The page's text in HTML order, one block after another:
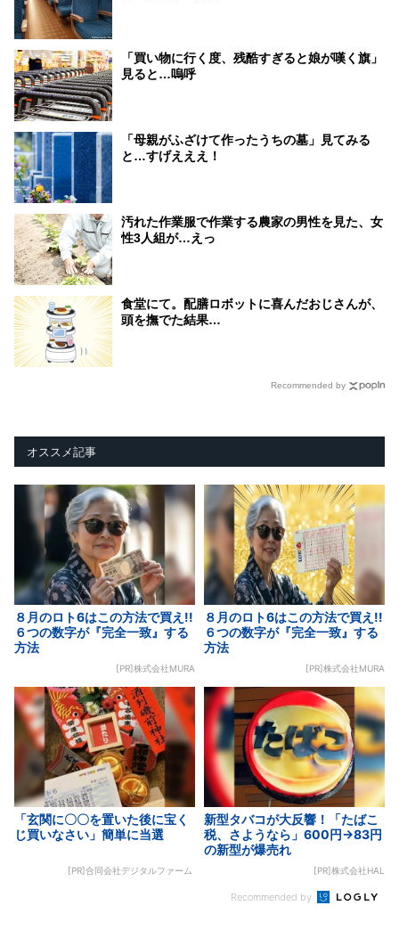
「買い物に行く度、残酷すぎると娘が嘆く旗」
見ると…嗚呼
「母親がふざけて作ったうちの墓」見てみる
と…すげえええ！
汚れた作業服で作業する農家の男性を見た、女
性3人組が…えっ
食堂にて。配膳ロボットに喜んだおじさんが、
頭を撫でた結果…
Recommended by
オススメ記事
８月のロト6はこの方法で買え!!
６つの数字が『完全一致』する
方法
[PR]株式会社MURA
８月のロト6はこの方法で買え!!
６つの数字が『完全一致』する
方法
[PR]株式会社MURA
「玄関に〇〇を置いた後に宝く
じ買いなさい」簡単に当選
[PR]合同会社デジタルファーム
新型タバコが大反響！「たばこ
税、さようなら」600円→83円
の新型が爆売れ
[PR]株式会社HAL
Recommended by